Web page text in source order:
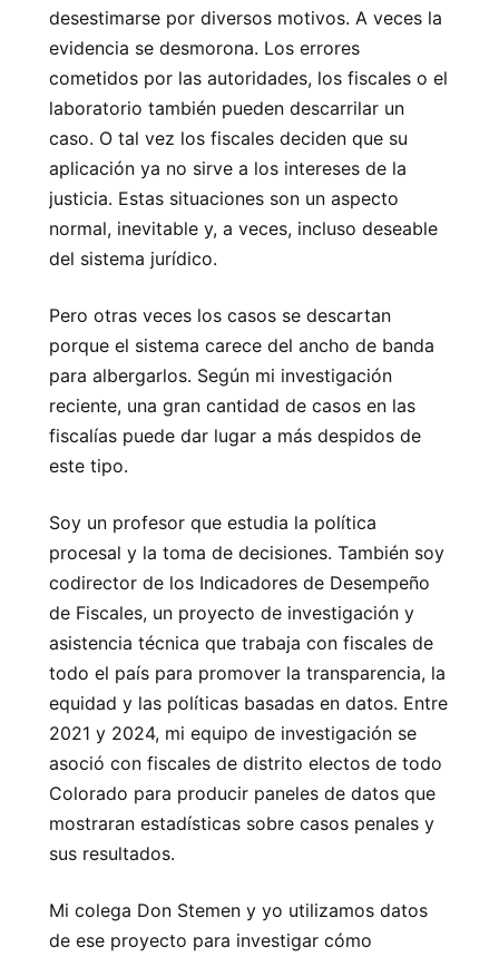
desestimarse por diversos motivos. A veces la
evidencia se desmorona. Los errores
cometidos por las autoridades, los fiscales o el
laboratorio también pueden descarrilar un
caso. O tal vez los fiscales deciden que su
aplicación ya no sirve a los intereses de la
justicia. Estas situaciones son un aspecto
normal, inevitable y, a veces, incluso deseable
del sistema jurídico.
Pero otras veces los casos se descartan
porque el sistema carece del ancho de banda
para albergarlos. Según mi investigación
reciente, una gran cantidad de casos en las
fiscalías puede dar lugar a más despidos de
este tipo.
Soy un profesor que estudia la política
procesal y la toma de decisiones. También soy
codirector de los Indicadores de Desempeño
de Fiscales, un proyecto de investigación y
asistencia técnica que trabaja con fiscales de
todo el país para promover la transparencia, la
equidad y las políticas basadas en datos. Entre
2021 y 2024, mi equipo de investigación se
asoció con fiscales de distrito electos de todo
Colorado para producir paneles de datos que
mostraran estadísticas sobre casos penales y
sus resultados.
Mi colega Don Stemen y yo utilizamos datos
de ese proyecto para investigar cómo